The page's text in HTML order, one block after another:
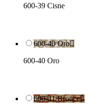
600-39 Cisne
600-40 Oro
600-40 Oro
600-41 Bronce